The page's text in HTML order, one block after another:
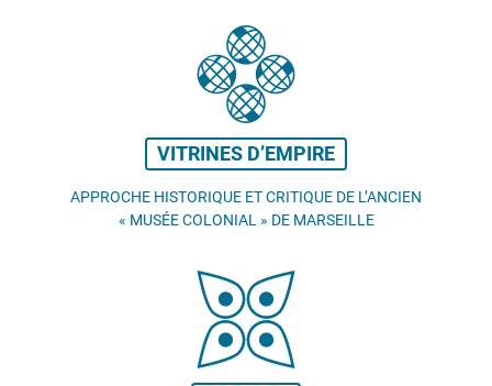
VITRINES D’EMPIRE
APPROCHE HISTORIQUE ET CRITIQUE DE L’ANCIEN
« MUSÉE COLONIAL » DE MARSEILLE